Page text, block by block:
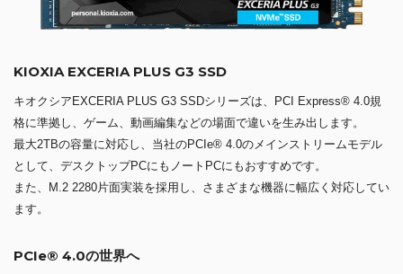
KIOXIA EXCERIA PLUS G3 SSD
キオクシアEXCERIA PLUS G3 SSDシリーズは、PCI Express® 4.0規
格に準拠し、ゲーム、動画編集などの場面で違いを生み出します。
最大2TBの容量に対応し、当社のPCIe® 4.0のメインストリームモデル
として、デスクトップPCにもノートPCにもおすすめです。
また、M.2 2280片面実装を採用し、さまざまな機器に幅広く対応してい
ます。
PCIe® 4.0の世界へ